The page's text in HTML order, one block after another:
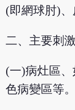
(即網球肘)、
二、主要刺
(一)病灶區
色病變區等。